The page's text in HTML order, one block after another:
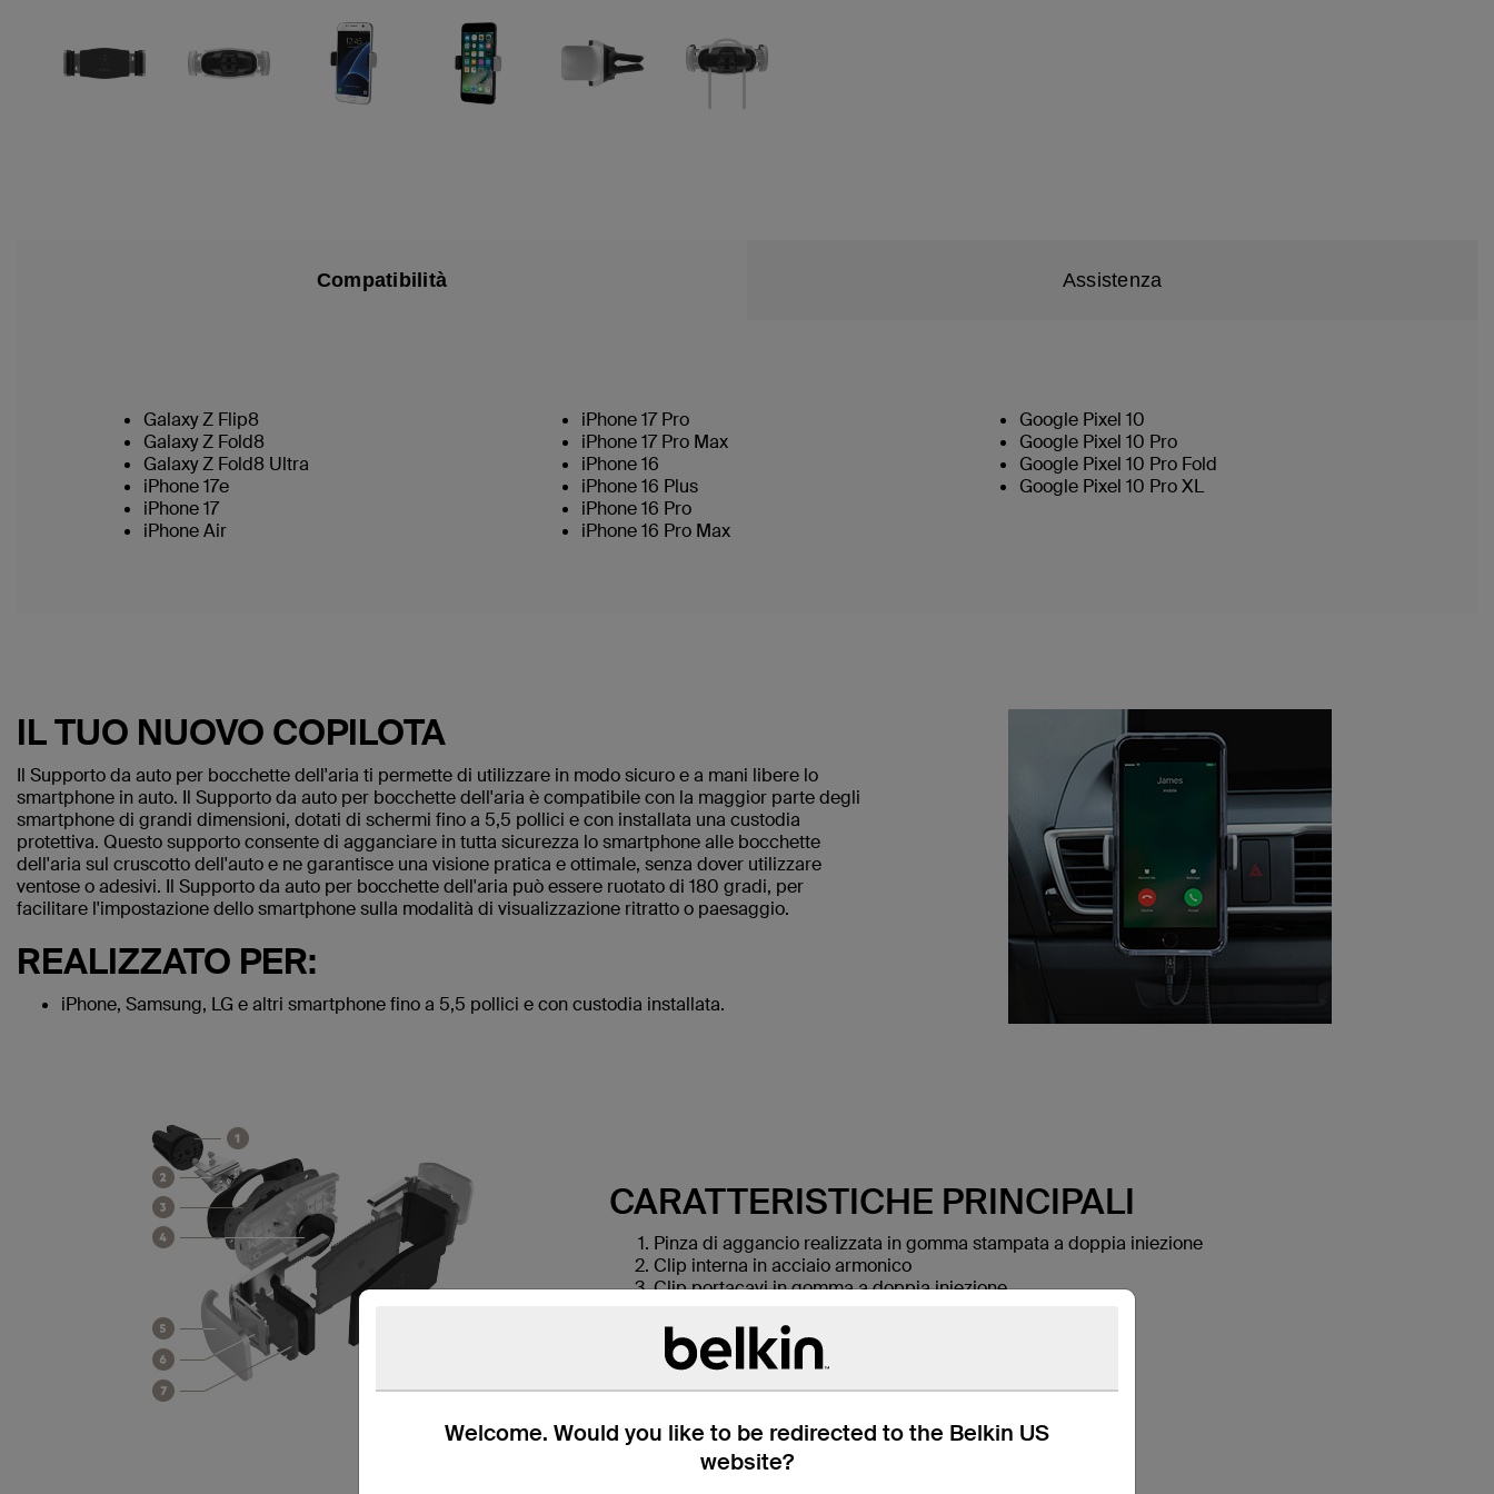
Welcome. Would you like to be redirected to the Belkin US
website?
Compatibilità Assistenza
Galaxy Z Flip8
Galaxy Z Fold8
Galaxy Z Fold8 Ultra
iPhone 17e
iPhone 17
iPhone Air
iPhone 17 Pro
iPhone 17 Pro Max
iPhone 16
iPhone 16 Plus
iPhone 16 Pro
iPhone 16 Pro Max
Google Pixel 10
Google Pixel 10 Pro
Google Pixel 10 Pro Fold
Google Pixel 10 Pro XL
IL TUO NUOVO COPILOTA
Il Supporto da auto per bocchette dell'aria ti permette di utilizzare in modo sicuro e a mani libere lo
smartphone in auto. Il Supporto da auto per bocchette dell'aria è compatibile con la maggior parte degli
smartphone di grandi dimensioni, dotati di schermi fino a 5,5 pollici e con installata una custodia
protettiva. Questo supporto consente di agganciare in tutta sicurezza lo smartphone alle bocchette
dell'aria sul cruscotto dell'auto e ne garantisce una visione pratica e ottimale, senza dover utilizzare
ventose o adesivi. Il Supporto da auto per bocchette dell'aria può essere ruotato di 180 gradi, per
facilitare l'impostazione dello smartphone sulla modalità di visualizzazione ritratto o paesaggio.
REALIZZATO PER:
iPhone, Samsung, LG e altri smartphone fino a 5,5 pollici e con custodia installata.
CARATTERISTICHE PRINCIPALI
Pinza di aggancio realizzata in gomma stampata a doppia iniezione
Clip interna in acciaio armonico
Clip portacavi in gomma a doppia iniezione
Finitura metallica in argento
Bracci in alluminio pressofuso
Gomma a doppia iniezione